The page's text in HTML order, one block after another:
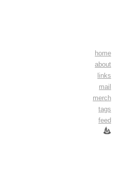
home
about
links
mail
merch
tags
feed